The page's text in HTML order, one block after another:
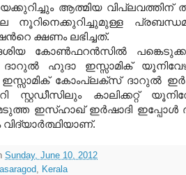
ആത്മിയ വിപ്ലവത്തിന്‌
നൂറിനെക്കുറിച്ചുമുള്ള
ക്ഷണം ലഭിച്ചത്‌.
കോണ്‍ഫറന്‍സില്‍
ദാറുല്‍ ഹുദാ ഇസ്സാമിക്‌
കോംപ്ലക്‌സ്‌ ദാറുല്‍
സ്റ്റഡീസിലും കാലിക്കറ്റ്‌
ഇസ്‌ഹാഖ്‌ ഇര്‍ഷാദി ഇപ്പോള്‍
.
Sunday, June 10, 2012
Kerala